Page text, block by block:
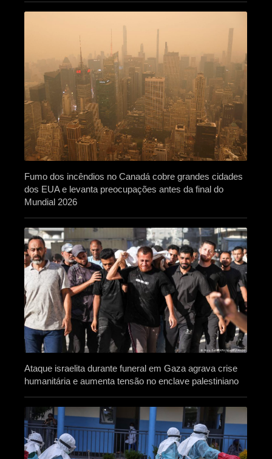
Fumo dos incêndios no Canadá cobre grandes cidades
dos EUA e levanta preocupações antes da final do
Mundial 2026
Ataque israelita durante funeral em Gaza agrava crise
humanitária e aumenta tensão no enclave palestiniano